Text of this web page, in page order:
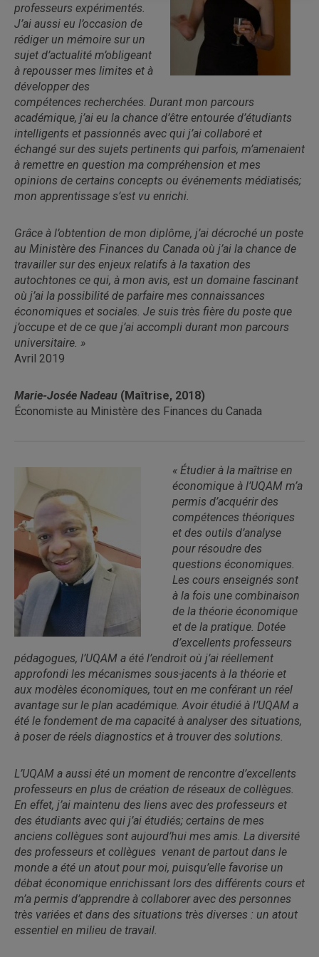
professeurs expérimentés.
J’ai aussi eu l’occasion de
rédiger un mémoire sur un
sujet d’actualité m’obligeant
à repousser mes limites et à
développer des
compétences recherchées. Durant mon parcours
académique, j’ai eu la chance d’être entourée d’étudiants
intelligents et passionnés avec qui j’ai collaboré et
échangé sur des sujets pertinents qui parfois, m’amenaient
à remettre en question ma compréhension et mes
opinions de certains concepts ou événements médiatisés;
mon apprentissage s’est vu enrichi.
Grâce à l’obtention de mon diplôme, j’ai décroché un poste
au Ministère des Finances du Canada où j’ai la chance de
travailler sur des enjeux relatifs à la taxation des
autochtones ce qui, à mon avis, est un domaine fascinant
où j’ai la possibilité de parfaire mes connaissances
économiques et sociales. Je suis très fière du poste que
j’occupe et de ce que j’ai accompli durant mon parcours
universitaire. »
Avril 2019
Marie-Josée Nadeau (Maîtrise, 2018)
Économiste au Ministère des Finances du Canada
« Étudier à la maîtrise en
économique à l’UQAM m’a
permis d’acquérir des
compétences théoriques
et des outils d’analyse
pour résoudre des
questions économiques.
Les cours enseignés sont
à la fois une combinaison
de la théorie économique
et de la pratique. Dotée
d’excellents professeurs
pédagogues, l’UQAM a été l’endroit où j’ai réellement
approfondi les mécanismes sous-jacents à la théorie et
aux modèles économiques, tout en me conférant un réel
avantage sur le plan académique. Avoir étudié à l’UQAM a
été le fondement de ma capacité à analyser des situations,
à poser de réels diagnostics et à trouver des solutions.
L’UQAM a aussi été un moment de rencontre d’excellents
professeurs en plus de création de réseaux de collègues.
En effet, j’ai maintenu des liens avec des professeurs et
des étudiants avec qui j’ai étudiés; certains de mes
anciens collègues sont aujourd’hui mes amis. La diversité
des professeurs et collègues venant de partout dans le
monde a été un atout pour moi, puisqu’elle favorise un
débat économique enrichissant lors des différents cours et
m’a permis d’apprendre à collaborer avec des personnes
très variées et dans des situations très diverses : un atout
essentiel en milieu de travail.